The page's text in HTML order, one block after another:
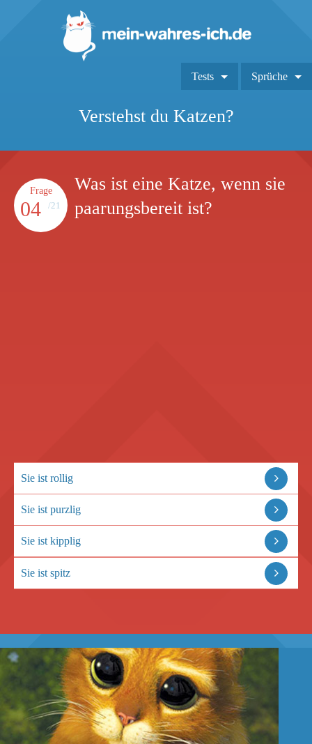
Tests Sprüche
Verstehst du Katzen?
Frage
04 /21
Was ist eine Katze, wenn sie
paarungsbereit ist?
Sie ist rollig
Sie ist purzlig
Sie ist kipplig
Sie ist spitz